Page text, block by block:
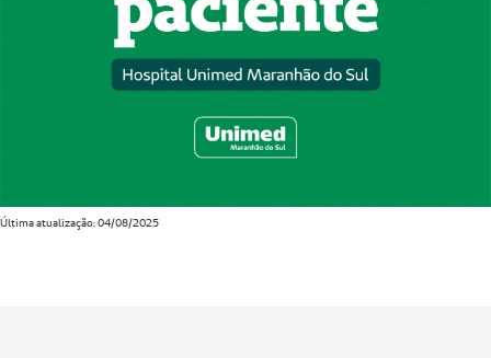
Última atualização: 04/08/2025